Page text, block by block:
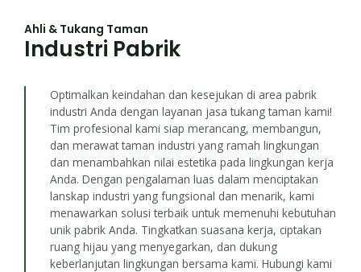
Ahli & Tukang Taman
Industri Pabrik
Optimalkan keindahan dan kesejukan di area pabrik
industri Anda dengan layanan jasa tukang taman kami!
Tim profesional kami siap merancang, membangun,
dan merawat taman industri yang ramah lingkungan
dan menambahkan nilai estetika pada lingkungan kerja
Anda. Dengan pengalaman luas dalam menciptakan
lanskap industri yang fungsional dan menarik, kami
menawarkan solusi terbaik untuk memenuhi kebutuhan
unik pabrik Anda. Tingkatkan suasana kerja, ciptakan
ruang hijau yang menyegarkan, dan dukung
keberlanjutan lingkungan bersama kami. Hubungi kami